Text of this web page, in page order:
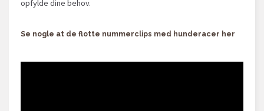
opfylde dine behov.
Se nogle at de flotte nummerclips med hunderacer her